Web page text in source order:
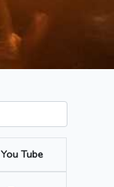
You Tube